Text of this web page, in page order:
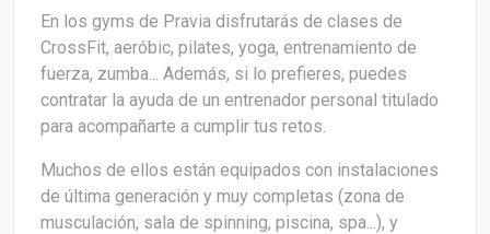
En los gyms de Pravia disfrutarás de clases de
CrossFit, aeróbic, pilates, yoga, entrenamiento de
fuerza, zumba... Además, si lo prefieres, puedes
contratar la ayuda de un entrenador personal titulado
para acompañarte a cumplir tus retos.
Muchos de ellos están equipados con instalaciones
de última generación y muy completas (zona de
musculación, sala de spinning, piscina, spa...), y